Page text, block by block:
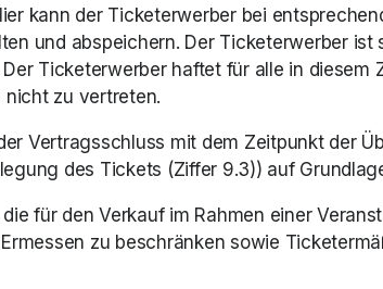
kann der Ticketerwerber bei
und abspeichern. Der Ticketerwerber
Ticketerwerber haftet für alle in
nicht zu vertreten.
Vertragsschluss mit dem Zeitpunkt der
des Tickets (Ziffer 9.3)) auf
für den Verkauf im Rahmen einer
zu beschränken sowie